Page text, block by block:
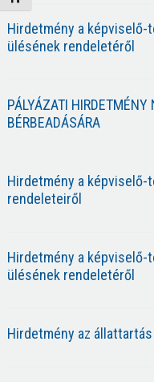
Hirdetmény a
ülésének rendeletéről
PÁLYÁZATI HIRDETMÉNY
BÉRBEADÁSÁRA
Hirdetmény a
rendeleteiről
Hirdetmény a
ülésének rendeletéről
Hirdetmény az